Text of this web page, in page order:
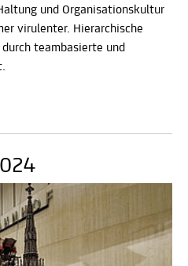
und Organisationskultur
virulenter. Hierarchische
teambasierte und